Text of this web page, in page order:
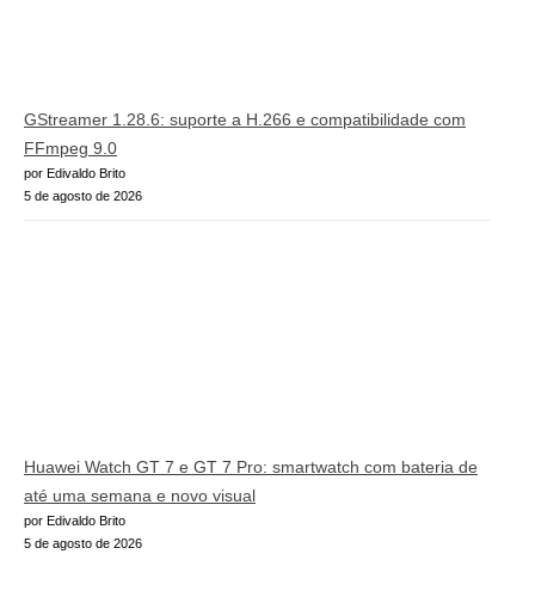
GStreamer 1.28.6: suporte a H.266 e compatibilidade com
FFmpeg 9.0
por Edivaldo Brito
5 de agosto de 2026
Huawei Watch GT 7 e GT 7 Pro: smartwatch com bateria de
até uma semana e novo visual
por Edivaldo Brito
5 de agosto de 2026